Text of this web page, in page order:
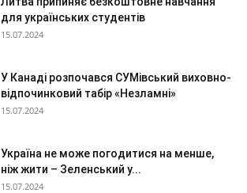
для українських студентів
15.07.2024
У Канаді розпочався СУМівський виховно-
відпочинковий табір «Незламні»
15.07.2024
Україна не може погодитися на менше,
ніж жити – Зеленський у...
15.07.2024